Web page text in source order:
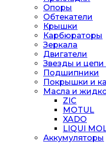
Опоры
Обтекатели
Крышки
Карбюраторы
Зеркала
Двигатели
Звезды и
Подшипники
Покрышки и
Масла и
ZIC
MOTUL
XADO
LIQUI
Аккумуляторы